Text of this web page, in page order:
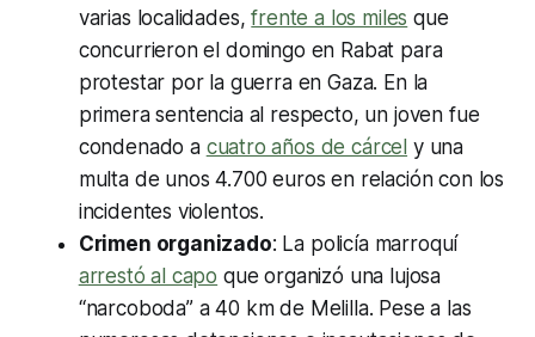
varias localidades,frente a los miles que
concurrieron el domingo en Rabat para
protestar por la guerra en Gaza. En la
primera sentencia al respecto, un joven fue
condenado a cuatro años de cárcel y una
multa de unos 4.700 euros en relación con los
incidentes violentos.
Crimen organizado: La policía marroquí
arrestó al capo que organizó una lujosa
“narcoboda” a 40 km de Melilla. Pese a las